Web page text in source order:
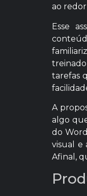
ao
Esse
tarefas
A
algo
do
visual e
Afinal,